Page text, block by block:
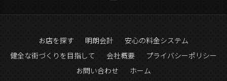
お店を探す 明朗会計
安心の料金システム
健全な街づくりを目指して
会社概要
プライバシーポリシー
お問い合わせ
ホーム